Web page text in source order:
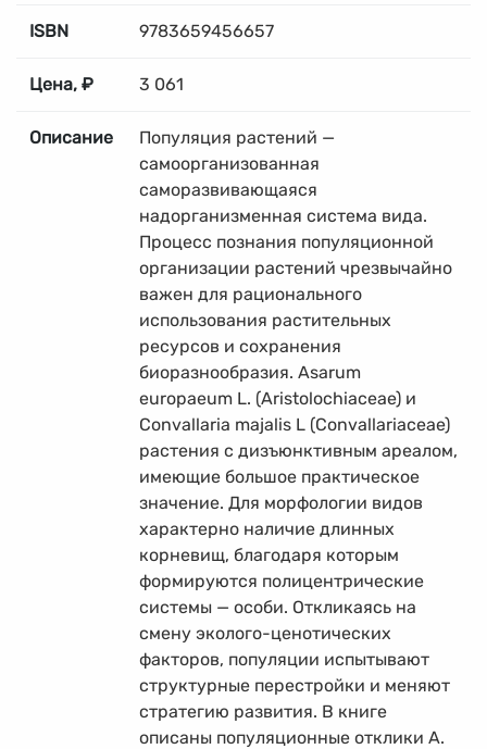
ISBN 9783659456657
Цена, ₽ 3 061
Описание
Популяция растений —
самоорганизованная
саморазвивающаяся
надорганизменная система вида.
Процесс познания популяционной
организации растений чрезвычайно
важен для рационального
использования растительных
ресурсов и сохранения
биоразнообразия. Asarum
europaeum L. (Aristolochiaceae) и
Convallaria majalis L (Convallariaceae)
растения с дизъюнктивным ареалом,
имеющие большое практическое
значение. Для морфологии видов
характерно наличие длинных
корневищ, благодаря которым
формируются полицентрические
системы — особи. Откликаясь на
смену эколого-ценотических
факторов, популяции испытывают
структурные перестройки и меняют
стратегию развития. В книге
описаны популяционные отклики A.